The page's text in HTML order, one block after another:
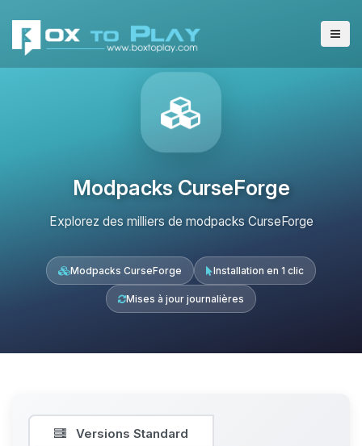
Modpacks CurseForge
Explorez des milliers de modpacks CurseForge
Modpacks CurseForge Installation en 1 clic
Mises à jour journalières
Versions Standard